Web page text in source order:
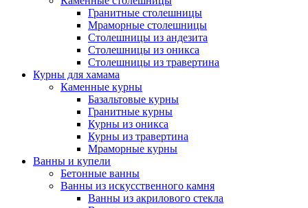
Гранитные столешницы
Мраморные столешницы
Столешницы из андезита
Столешницы из оникса
Столешницы из травертина
Курны для хамама
Каменные курны
Базальтовые курны
Гранитные курны
Курны из оникса
Курны из травертина
Мраморные курны
Ванны и купели
Бетонные ванны
Ванны из искусственного камня
Ванны из акрилового стекла